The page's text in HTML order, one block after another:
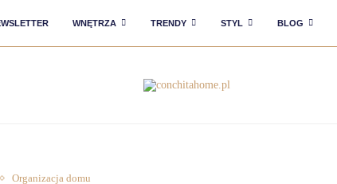
WNĘTRZA TRENDY STYL BLOG
Organizacja domu